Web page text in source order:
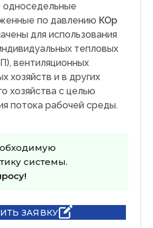
односедельные
по давлению КОр
для использования
тепловых
вентиляционных
хозяйств и в других
хозяйства с целью
потока рабочей среды.
системы.
ЗАЯВКУ